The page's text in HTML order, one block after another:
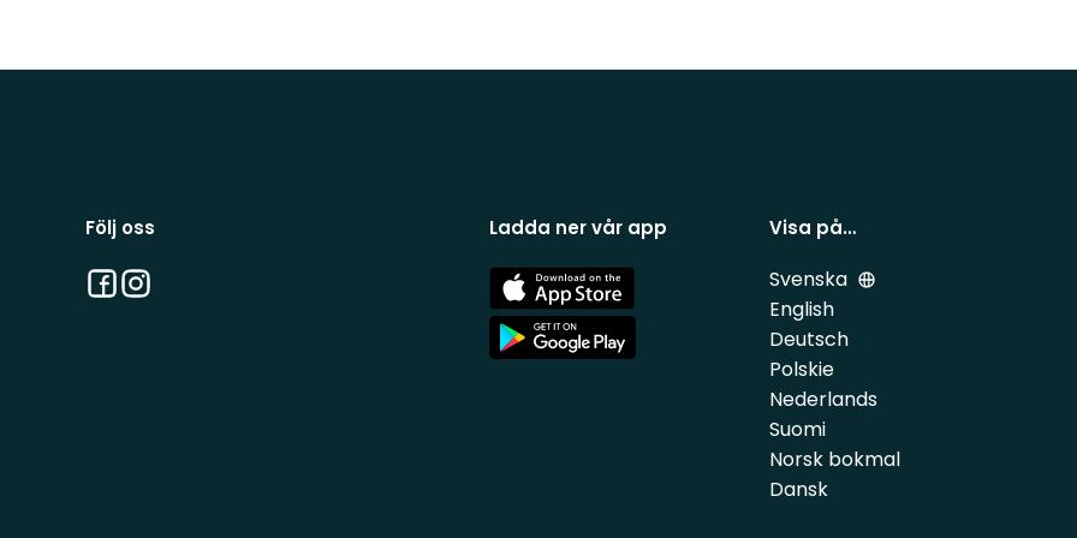
Följ oss
Facebook
Instagram
Ladda ner vår app
App
Store
App
Store
Visa på…
Svenska
English
Deutsch
Polskie
Nederlands
Suomi
Norsk bokmal
Dansk